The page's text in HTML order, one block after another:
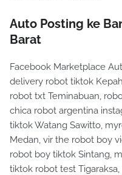
Auto Posting ke
Barat
Facebook Marketplace
delivery robot tiktok
robot txt Teminabuan,
chica robot argentina
tiktok Watang Sawitto,
Medan, vir the robot boy
robot boy tiktok Sintang,
tiktok robot test